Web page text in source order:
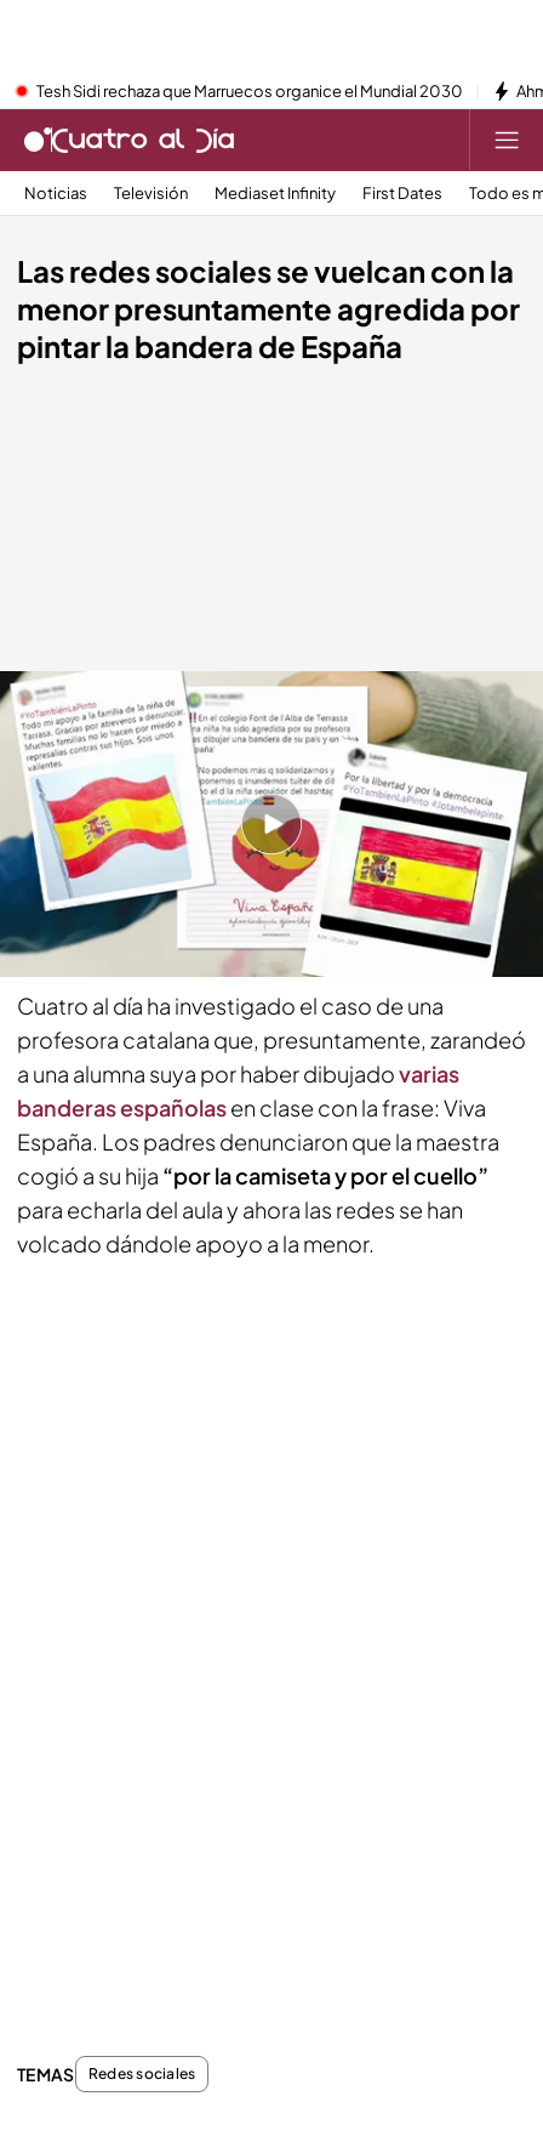
Tesh Sidi rechaza que Marruecos organice el Mundial 2030
Noticias Televisión Mediaset Infinity First Dates Todo es
Las redes sociales se vuelcan con la
menor presuntamente agredida por
pintar la bandera de España
cuatro.com
20 JUN 2019 - 17:59h.
#yotambiénlapinto ha sido el hastag con el
que han apoyado a la pequeña
Cuatro al día ha investigado el caso de una
profesora catalana que, presuntamente, zarandeó
a una alumna suya por haber dibujadovarias
banderas españolasen clase con la frase: Viva
España. Los padres denunciaron que la maestra
cogió a su hija “por la camiseta y por el cuello”
para echarla del aula y ahora las redes se han
volcado dándole apoyo a la menor.
TEMAS Redes sociales